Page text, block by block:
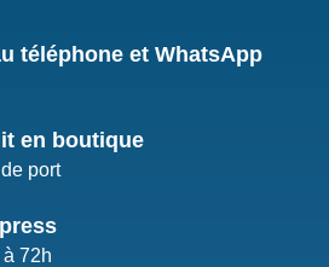
téléphone et WhatsApp
en boutique
port
72h